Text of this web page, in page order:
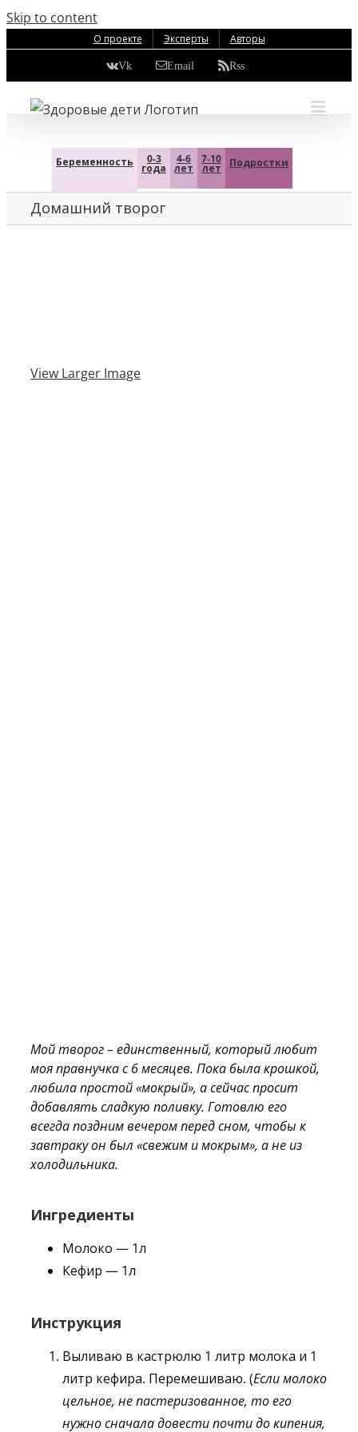
Skip to content
О проекте Эксперты Авторы
Vk Email Rss
Беременность 0-3
года
4-6
лет
7-10
лет Подростки
Домашний творог
View Larger Image
Мой творог – единственный, который любит
моя правнучка с 6 месяцев. Пока была крошкой,
любила простой «мокрый», а сейчас просит
добавлять сладкую поливку. Готовлю его
всегда поздним вечером перед сном, чтобы к
завтраку он был «свежим и мокрым», а не из
холодильника.
Ингредиенты
Молоко — 1л
Кефир — 1л
Инструкция
Выливаю в кастрюлю 1 литр молока и 1
литр кефира. Перемешиваю. (Если молоко
цельное, не пастеризованное, то его
нужно сначала довести почти до кипения,